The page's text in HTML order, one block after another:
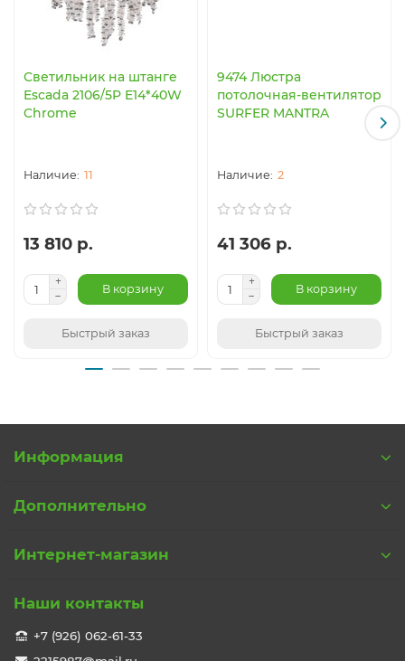
Светильник на штанге
Escada 2106/5P E14*40W
Chrome
11
13 810 р.
В корзину
Быстрый заказ
9474 Люстра
потолочная-вентилятор
SURFER MANTRA
2
41 306 р.
В корзину
Быстрый заказ
Информация
Дополнительно
Интернет-магазин
Наши контакты
+7 (926) 062-61-33